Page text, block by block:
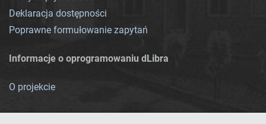
Deklaracja dostępności
Poprawne formułowanie zapytań
Informacje o oprogramowaniu dLibra
O projekcie